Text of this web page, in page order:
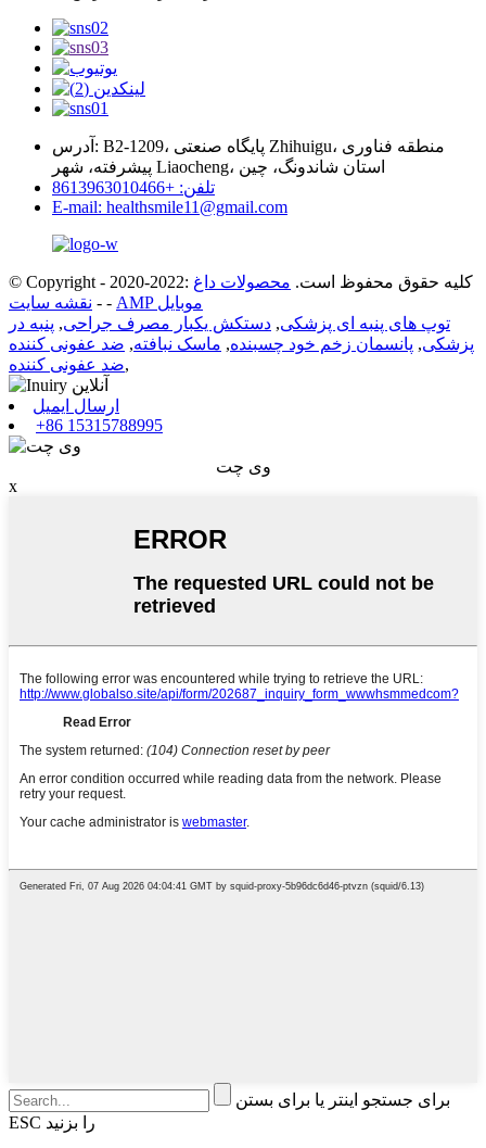
آدرس: B2-1209، پایگاه صنعتی Zhihuigu، منطقه فناوری
پیشرفته، شهر Liaocheng، استان شاندونگ، چین
تلفن: +8613963010466
E-mail: healthsmile11@gmail.com
© Copyright - 2020-2022: کلیه حقوق محفوظ است. محصولات داغ
- نقشه سایت -
AMP موبایل
توپ های پنبه ای پزشکی, دستکش یکبار مصرف جراحی, پنبه در
پزشکی, پانسمان زخم خود چسبنده, ماسک نبافته, ضد عفونی کننده
ضد عفونی کننده,
ارسال ایمیل
+86 15315788995
وی چت
x
برای جستجو اینتر یا برای بستن
ESC را بزنید